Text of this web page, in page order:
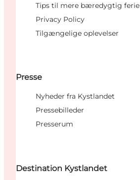
Tips til mere bæredygtig ferie
Privacy Policy
Tilgængelige oplevelser
Presse
Nyheder fra Kystlandet
Pressebilleder
Presserum
Destination Kystlandet